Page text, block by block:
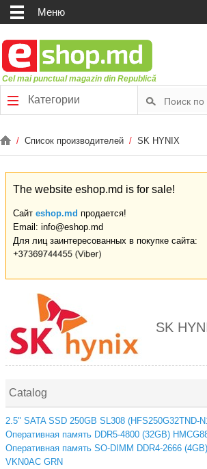
Меню
Cel mai punctual magazin din Republică
Категории
/ Список производителей / SK HYNIX
The website eshop.md is for sale!
Сайт eshop.md продается!
Email: info@eshop.md
Для лиц заинтересованных в покупке сайта:
SK
Catalog
2.5" SATA SSD 250GB SL308 (HFS250G32TND-
Оперативная память DDR5-4800 (32GB)
Оперативная память SO-DIMM DDR4-2666
VKN0AC GRN